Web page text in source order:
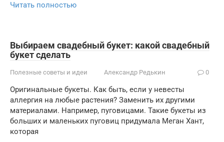
Читать полностью
Выбираем свадебный букет: какой свадебный
букет сделать
Полезные советы и идеи Александр Редькин 0
Оригинальные букеты. Как быть, если у невесты
аллергия на любые растения? Заменить их другими
материалами. Например, пуговицами. Такие букеты из
больших и маленьких пуговиц придумала Меган Хант,
которая